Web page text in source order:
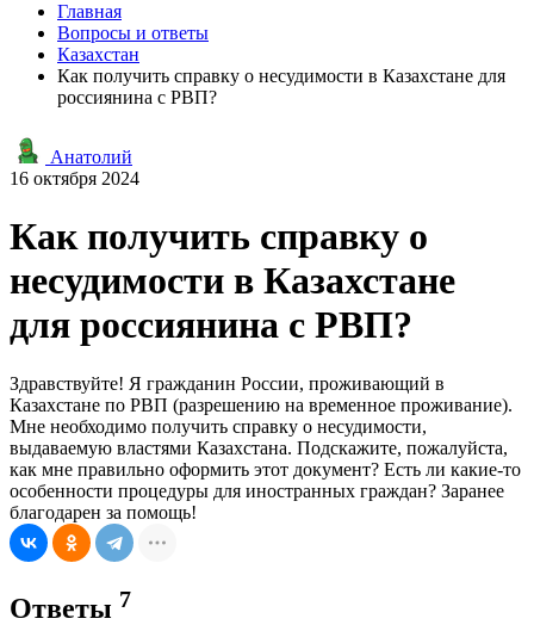
Главная
Вопросы и ответы
Казахстан
Как получить справку о несудимости в Казахстане для
россиянина с РВП?
Анатолий
16 октября 2024
Как получить справку о
несудимости в Казахстане
для россиянина с РВП?
Здравствуйте! Я гражданин России, проживающий в
Казахстане по РВП (разрешению на временное проживание).
Мне необходимо получить справку о несудимости,
выдаваемую властями Казахстана. Подскажите, пожалуйста,
как мне правильно оформить этот документ? Есть ли какие-то
особенности процедуры для иностранных граждан? Заранее
благодарен за помощь!
Ответы 7